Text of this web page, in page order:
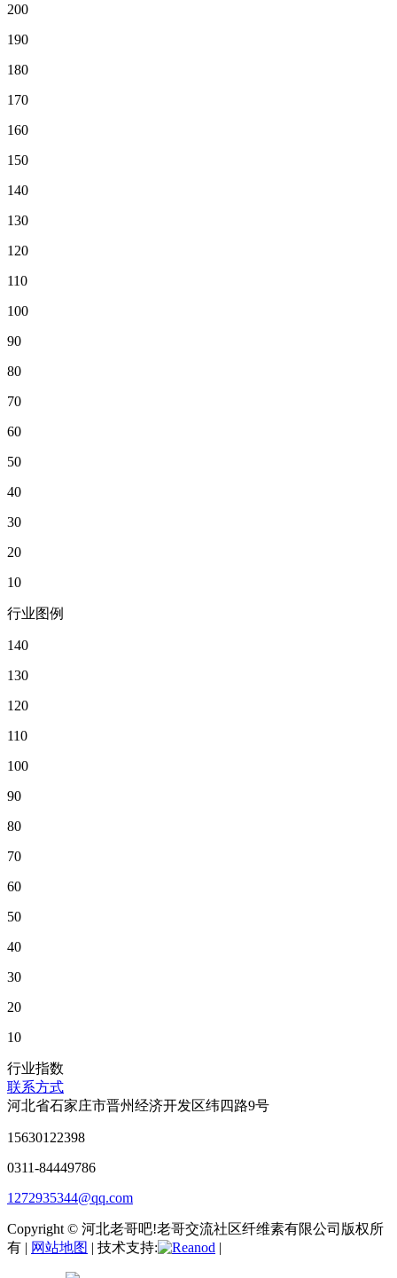
200
190
180
170
160
150
140
130
120
110
100
90
80
70
60
50
40
30
20
10
行业图例
140
130
120
110
100
90
80
70
60
50
40
30
20
10
行业指数
联系方式
河北省石家庄市晋州经济开发区纬四路9号
15630122398
0311-84449786
1272935344@qq.com
Copyright © 河北老哥吧!老哥交流社区纤维素有限公司版权所
有 | 网站地图 | 技术支持: |